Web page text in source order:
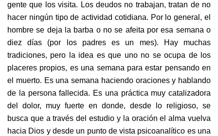
gente que los visita. Los deudos no trabajan, tratan de no
hacer ningún tipo de actividad cotidiana. Por lo general, el
hombre se deja la barba o no se afeita por esa semana o
diez días (por los padres es un mes). Hay muchas
tradiciones, pero la idea es que uno no se ocupa de los
placeres propios, es una semana para estar pensando en
el muerto. Es una semana haciendo oraciones y hablando
de la persona fallecida. Es una práctica muy catalizadora
del dolor, muy fuerte en donde, desde lo religioso, se
busca que a través del estudio y la oración el alma vuelva
hacia Dios y desde un punto de vista psicoanalítico es una